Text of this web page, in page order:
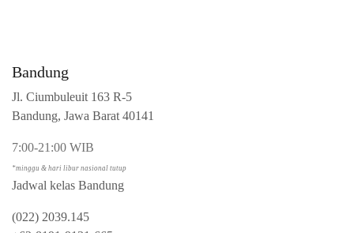
Bandung
Jl. Ciumbuleuit 163 R-5
Bandung, Jawa Barat 40141
7:00-21:00 WIB
*minggu & hari libur nasional tutup
Jadwal kelas Bandung
(022) 2039.145